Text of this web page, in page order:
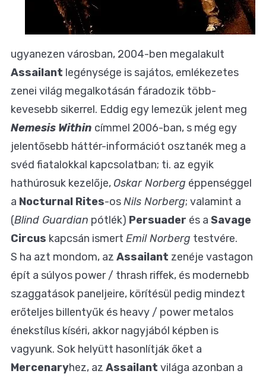
ugyanezen városban, 2004-ben megalakult
Assailant legénysége is sajátos, emlékezetes
zenei világ megalkotásán fáradozik több-
kevesebb sikerrel. Eddig egy lemezük jelent meg
Nemesis Within címmel 2006-ban, s még egy
jelentősebb háttér-információt osztanék meg a
svéd fiatalokkal kapcsolatban; ti. az egyik
hathúrosuk kezelője, Oskar Norberg éppenséggel
a Nocturnal Rites-osNils Norberg; valamint a
(Blind Guardian pótlék) Persuader és a Savage
Circus kapcsán ismert Emil Norberg testvére.
S ha azt mondom, az Assailant zenéje vastagon
épít a súlyos power / thrash riffek, és modernebb
szaggatások paneljeire, körítésül pedig mindezt
erőteljes billentyűk és heavy / power metalos
énekstílus kíséri, akkor nagyjából képben is
vagyunk. Sok helyütt hasonlítják őket a
Mercenaryhez, az Assailant világa azonban a